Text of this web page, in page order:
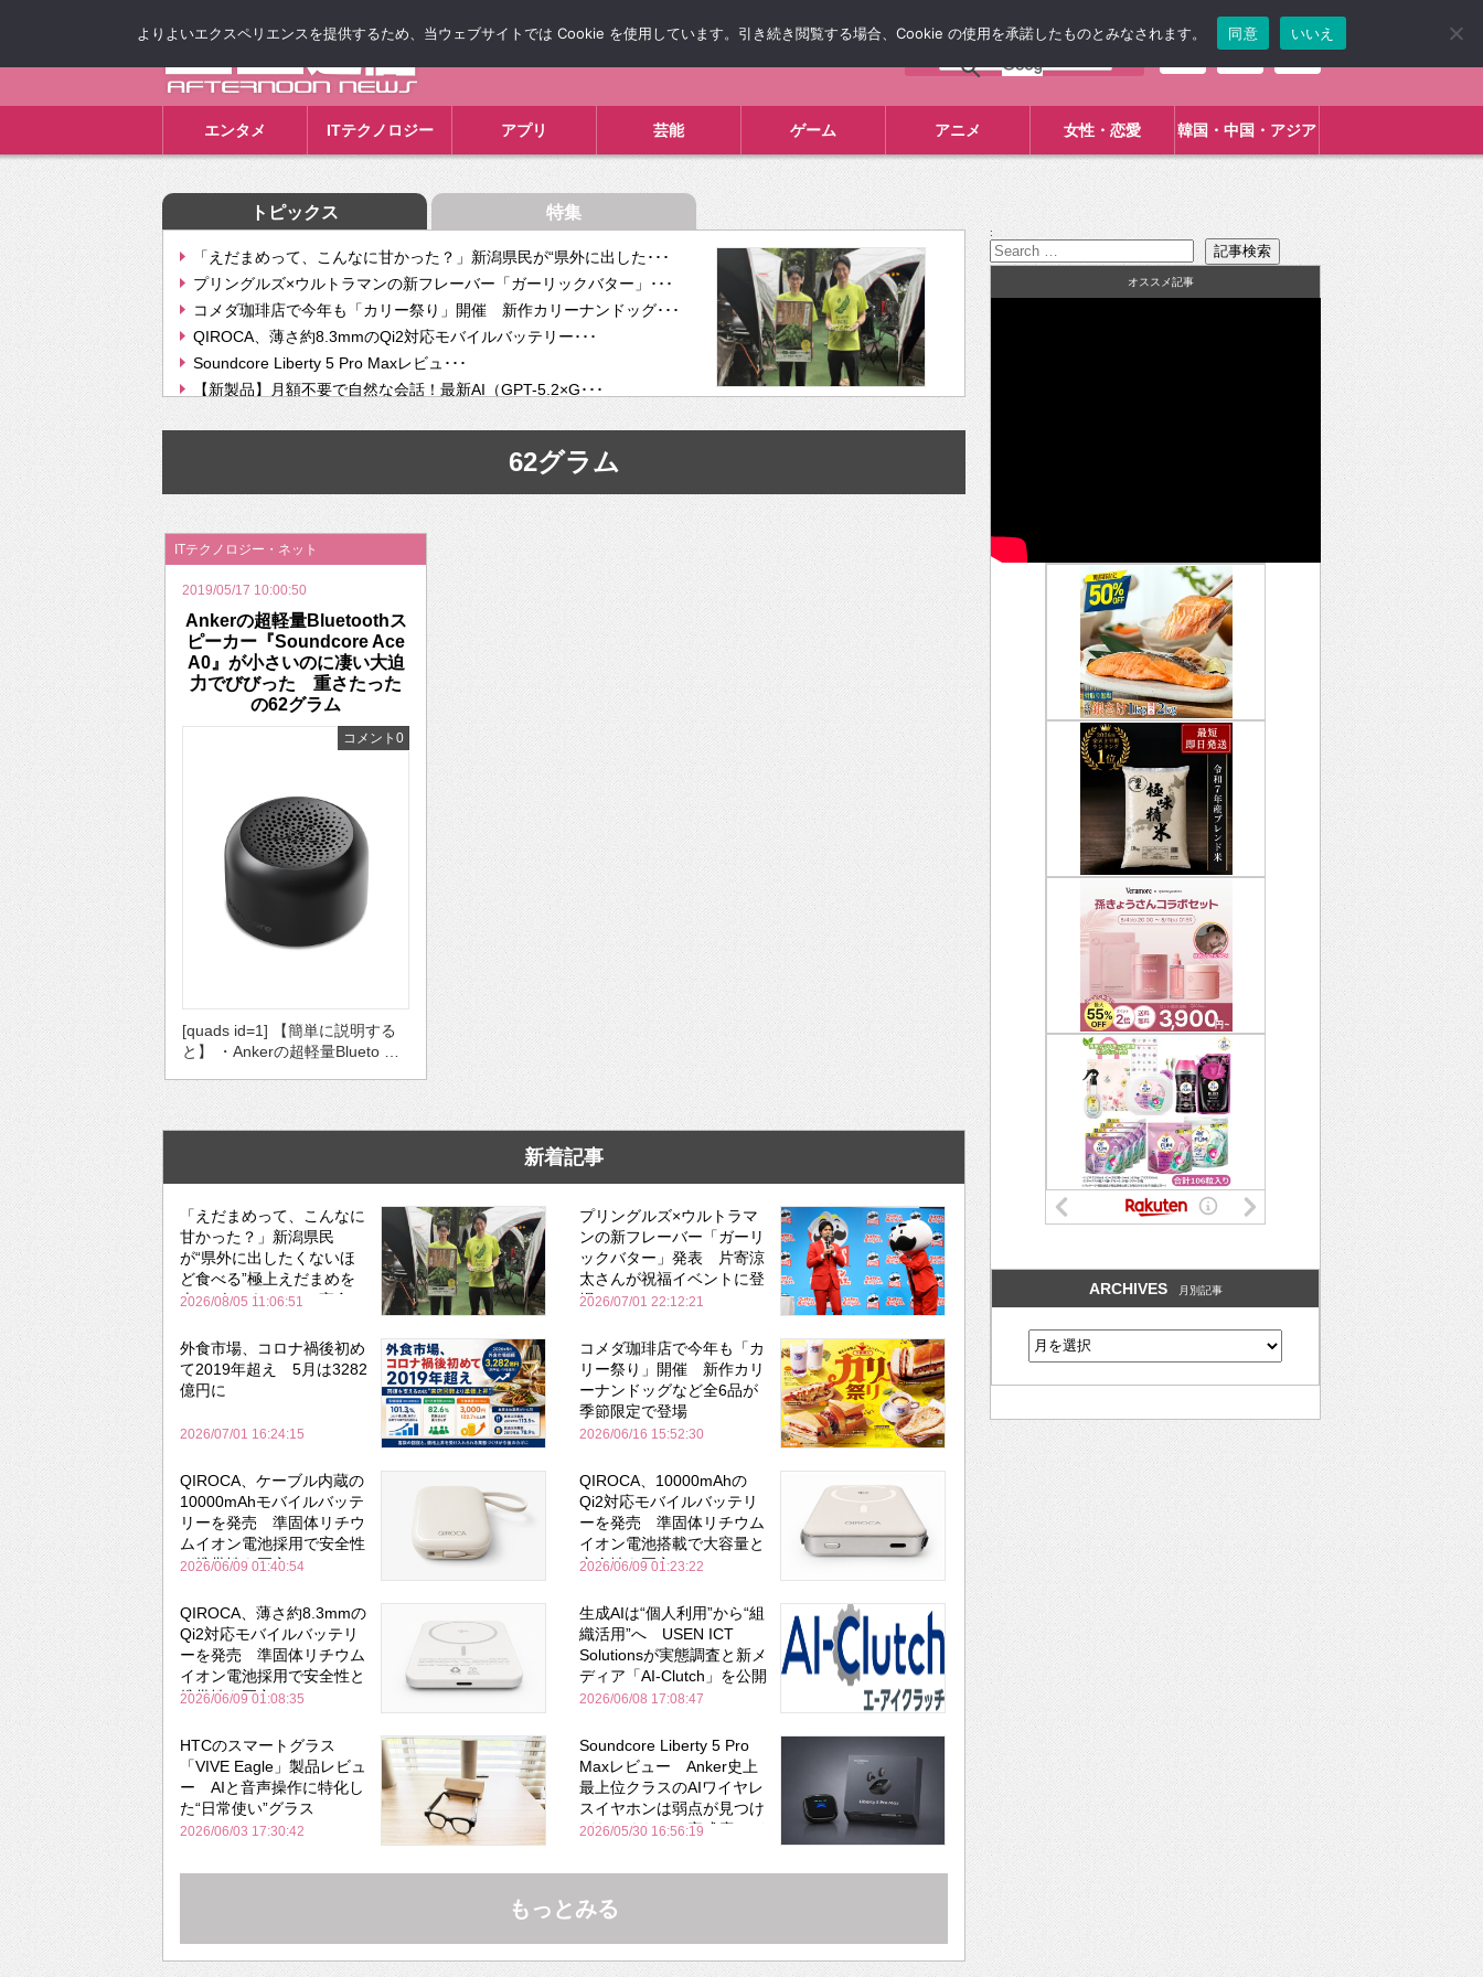
エンタメ ITテクノロジー アプリ 芸能 ゲーム アニメ 女性・恋愛 韓国・中国・アジア
トピックス 特集
「えだまめって、こんなに甘かった？」新潟県民が“県外に出した･･･
プリングルズ×ウルトラマンの新フレーバー「ガーリックバター」･･･
コメダ珈琲店で今年も「カリー祭り」開催 新作カリーナンドッグ･･･
QIROCA、薄さ約8.3mmのQi2対応モバイルバッテリー･･･
Soundcore Liberty 5 Pro Maxレビュ･･･
【新製品】月額不要で自然な会話！最新AI（GPT-5.2×G･･･
【次世代の没入感と生産性】VITURE Luma Ultra･･･
挫折率8割の壁をAIで突破。ジャストシステム、”自分が今話し･･･
2026年のバレンタインは「自分で作って、想いを渡す」 TE･･･
62グラム
ITテクノロジー・ネット
2019/05/17 10:00:50
Ankerの超軽量Bluetoothス
ピーカー『Soundcore Ace
A0』が小さいのに凄い大迫
力でびびった 重さたった
の62グラム
コメント0
[quads id=1] 【簡単に説明する
と】 ・Ankerの超軽量Blueto …
新着記事
「えだまめって、こんなに
甘かった？」新潟県民
が“県外に出したくないほ
ど食べる”極上えだまめを
森のビアガーデンで実食
2026/08/05 11:06:51
プリングルズ×ウルトラマ
ンの新フレーバー「ガーリ
ックバター」発表 片寄涼
太さんが祝福イベントに登
場
2026/07/01 22:12:21
外食市場、コロナ禍後初め
て2019年超え 5月は3282
億円に
2026/07/01 16:24:15
コメダ珈琲店で今年も「カ
リー祭り」開催 新作カリ
ーナンドッグなど全6品が
季節限定で登場
2026/06/16 15:52:30
QIROCA、ケーブル内蔵の
10000mAhモバイルバッテ
リーを発売 準固体リチウ
ムイオン電池採用で安全性
と携帯性を両立
2026/06/09 01:40:54
QIROCA、10000mAhの
Qi2対応モバイルバッテリ
ーを発売 準固体リチウム
イオン電池搭載で大容量と
安全性を両立
2026/06/09 01:23:22
QIROCA、薄さ約8.3mmの
Qi2対応モバイルバッテリ
ーを発売 準固体リチウム
イオン電池採用で安全性と
携帯性を両立
2026/06/09 01:08:35
生成AIは“個人利用”から“組
織活用”へ USEN ICT
Solutionsが実態調査と新メ
ディア「AI-Clutch」を公開
2026/06/08 17:08:47
HTCのスマートグラス
「VIVE Eagle」製品レビュ
ー AIと音声操作に特化し
た“日常使い”グラス
2026/06/03 17:30:42
Soundcore Liberty 5 Pro
Maxレビュー Anker史上
最上位クラスのAIワイヤレ
スイヤホンは弱点が見つけ
づらいくらいの完成度にび
Bose並み
2026/05/30 16:56:19
もっとみる
:
オススメ記事
ARCHIVES 月別記事
よりよいエクスペリエンスを提供するため、当ウェブサイトでは Cookie を使用しています。引き続き閲覧する場合、Cookie の使用を承諾したものとみなされます。 同意 いいえ